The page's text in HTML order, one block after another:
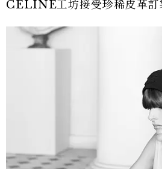
CELINE工坊接受珍稀皮革訂